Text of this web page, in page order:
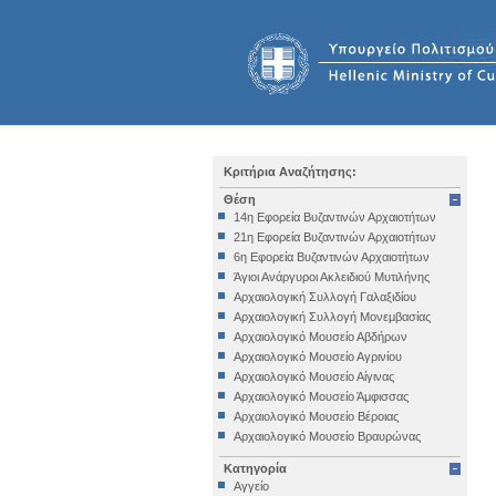
Κριτήρια Αναζήτησης:
Θέση
14η Εφορεία Βυζαντινών Αρχαιοτήτων
21η Εφορεία Βυζαντινών Αρχαιοτήτων
6η Εφορεία Βυζαντινών Αρχαιοτήτων
Άγιοι Ανάργυροι Ακλειδιού Μυτιλήνης
Αρχαιολογική Συλλογή Γαλαξιδίου
Αρχαιολογική Συλλογή Μονεμβασίας
Αρχαιολογικό Μουσείο Αβδήρων
Αρχαιολογικό Μουσείο Αγρινίου
Αρχαιολογικό Μουσείο Αίγινας
Αρχαιολογικό Μουσείο Άμφισσας
Αρχαιολογικό Μουσείο Βέροιας
Αρχαιολογικό Μουσείο Βραυρώνας
Αρχαιολογικό Μουσείο Δελφών
Αρχαιολογικό Μουσείο Ηγουμενίτσας
Κατηγορία
Αγγείο